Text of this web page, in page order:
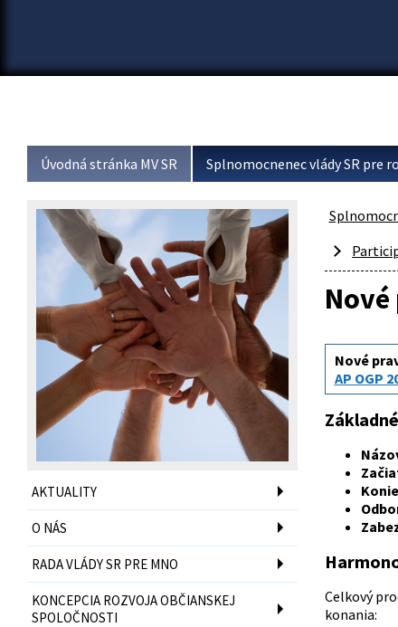
Úvodná stránka MV SR Splnomocnenec vlády SR pre
AKTUALITY
O NÁS
RADA VLÁDY SR PRE MNO
KONCEPCIA ROZVOJA OBČIANSKEJ
SPOLOČNOSTI
Nové
AP OGP
Celkový
konania: